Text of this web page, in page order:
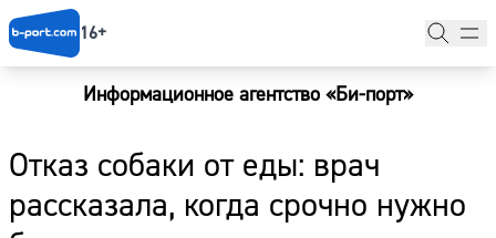
16+
Информационное агентство «Би-порт»
Отказ собаки от еды: врач
рассказала, когда срочно нужно
Новости
Наши гости